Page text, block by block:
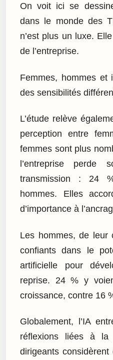
On voit ici se
dans le monde des
n’est plus un luxe.
de l’entreprise.
Femmes, hommes et
des sensibilités
L’étude relève
perception entre
femmes sont plus
l’entreprise perde
transmission : 24
hommes. Elles
d’importance à
Les hommes, de leur
confiants dans le
artificielle pour
reprise. 24 % y
croissance, contre 16
Globalement, l’IA
réflexions liées à
dirigeants considèrent